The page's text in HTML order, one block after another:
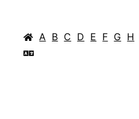
A B C D E F G H